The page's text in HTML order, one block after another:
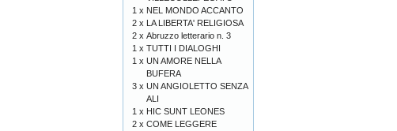
1 x NEL MONDO ACCANTO
2 x LA LIBERTA' RELIGIOSA
2 x Abruzzo letterario n. 3
1 x TUTTI I DIALOGHI
1 x UN AMORE NELLA
BUFERA
3 x UN ANGIOLETTO SENZA
ALI
1 x HIC SUNT LEONES
2 x COME LEGGERE